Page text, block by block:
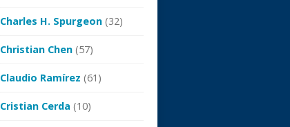
Charles H. Spurgeon (32)
Christian Chen (57)
Claudio Ramírez (61)
Cristian Cerda (10)